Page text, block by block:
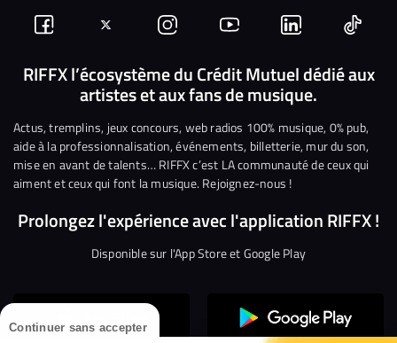
Continuer sans accepter
Suivez-
nous
Facebook
Suivez-
nous
sur
Twitter
Nous
rejoindre
sur
Instagram
Nous
rejoindre
sur
YouTube
Nous
rejoindre
sur
Linkedin
Nous
RIFFX l’écosystème du Crédit Mutuel dédié aux
artistes et aux fans de musique.
Actus, tremplins, jeux concours, web radios 100% musique, 0% pub,
aide à la professionnalisation, événements, billetterie, mur du son,
mise en avant de talents… RIFFX c’est LA communauté de ceux qui
aiment et ceux qui font la musique. Rejoignez-nous !
Prolongez l'expérience avec l'application RIFFX !
Disponible sur l'App Store et Google Play